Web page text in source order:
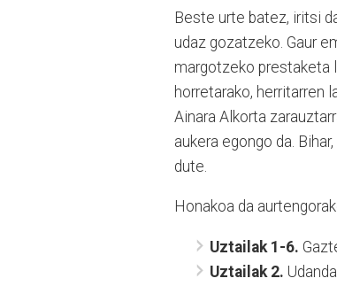
Beste urte batez, iritsi
udaz gozatzeko. Gaur
margotzeko prestaketa
horretarako, herritarren
Ainara Alkorta
aukera egongo da.
dute.
Honakoa da
Uztailak 1-6.
Uztailak 2.